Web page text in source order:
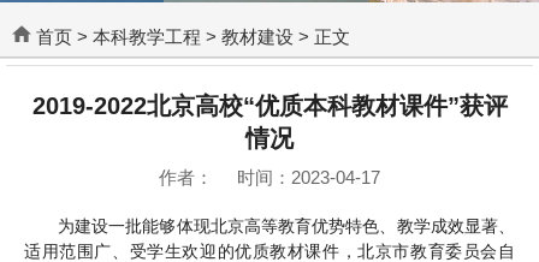
首页 > 本科教学工程 > 教材建设 > 正文
2019-2022北京高校“优质本科教材课件”获评
情况
作者： 时间：2023-04-17
为建设一批能够体现北京高等教育优势特色、教学成效显著、
适用范围广、受学生欢迎的优质教材课件，北京市教育委员会自